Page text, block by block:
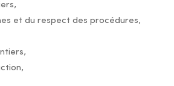
et du respect des procédures,